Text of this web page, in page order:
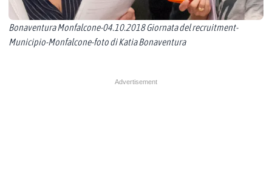
Bonaventura Monfalcone-04.10.2018 Giornata del recruitment-
Municipio-Monfalcone-foto di Katia Bonaventura